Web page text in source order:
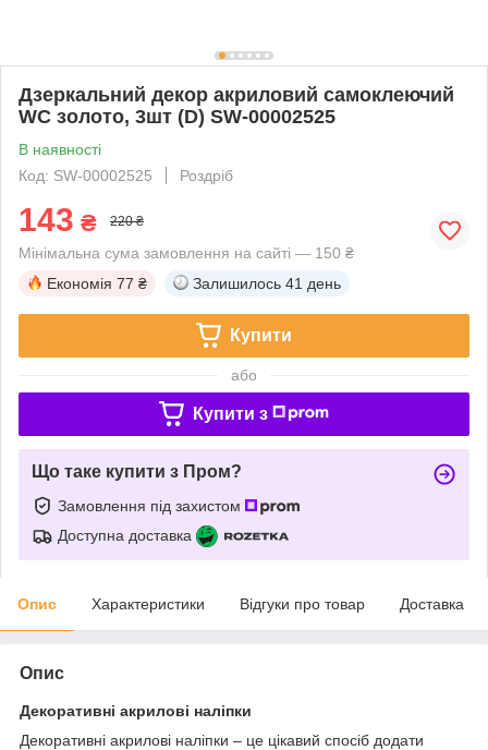
Дзеркальний декор акриловий самоклеючий
WC золото, 3шт (D) SW-00002525
В наявності
Код: SW-00002525
Роздріб
143 ₴ 220 ₴
Мінімальна сума замовлення на сайті — 150 ₴
Економія 77 ₴ Залишилось 41 день
Купити
або
Купити з
Що таке купити з Пром?
Замовлення під захистом
Доступна доставка
Опис Характеристики Відгуки про товар Доставка
Опис
Декоративні акрилові наліпки
Декоративні акрилові наліпки – це цікавий спосіб додати